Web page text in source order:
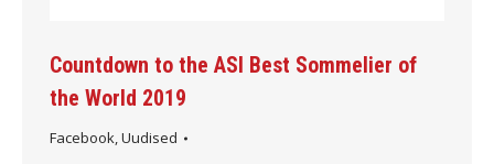
Countdown to the ASI Best Sommelier of
the World 2019
Facebook,Uudised